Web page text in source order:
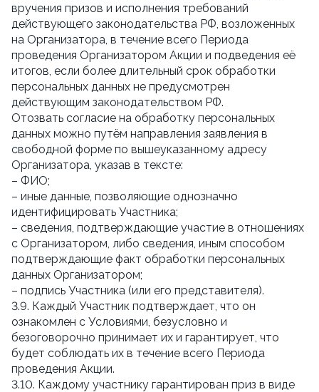
вручения призов и исполнения требований
действующего законодательства РФ, возложенных
на Организатора, в течение всего Периода
проведения Организатором Акции и подведения её
итогов, если более длительный срок обработки
персональных данных не предусмотрен
действующим законодательством РФ.
Отозвать согласие на обработку персональных
данных можно путём направления заявления в
свободной форме по вышеуказанному адресу
Организатора, указав в тексте:
– ФИО;
– иные данные, позволяющие однозначно
идентифицировать Участника;
– сведения, подтверждающие участие в отношениях
с Организатором, либо сведения, иным способом
подтверждающие факт обработки персональных
данных Организатором;
– подпись Участника (или его представителя).
3.9. Каждый Участник подтверждает, что он
ознакомлен с Условиями, безусловно и
безоговорочно принимает их и гарантирует, что
будет соблюдать их в течение всего Периода
проведения Акции.
3.10. Каждому участнику гарантирован приз в виде